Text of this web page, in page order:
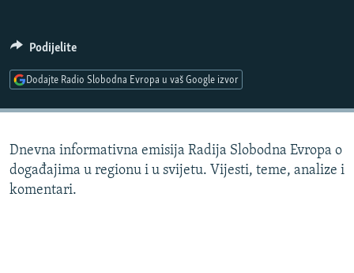
DNEVNO@RSE
SPECIJALI RSE
POPLAVE I KLIZIŠTA U BIH 2024.
TV LIBERTY
PRATITE NAS
Sve RFE/RL stranice
Podijelite
Dodajte Radio Slobodna Evropa u vaš Google izvor
Dnevna informativna emisija Radija Slobodna Evropa o
događajima u regionu i u svijetu. Vijesti, teme, analize i
komentari.